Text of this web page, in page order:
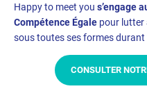
Happy to meet you s’engage
Compétence Égale pour lutter
sous toutes ses formes
CONSULTER